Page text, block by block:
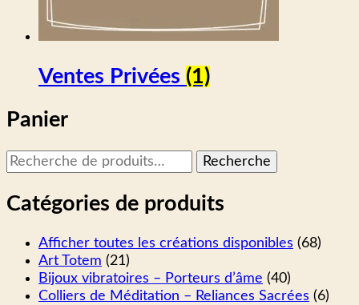
Ventes Privées (1)
Panier
Recherche
pour :
Recherche
Catégories de produits
Afficher toutes les créations disponibles (68)
Art Totem (21)
Bijoux vibratoires – Porteurs d’âme (40)
Colliers de Méditation – Reliances Sacrées (6)